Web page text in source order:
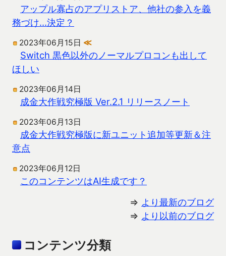
アップル寡占のアプリストア、他社の参入を義
務づけ…決定？
2023年06月15日 ≪
Switch 黒色以外のノーマルプロコンも出して
ほしい
2023年06月14日
成金大作戦究極版 Ver.2.1 リリースノート
2023年06月13日
成金大作戦究極版に新ユニット追加等更新＆注
意点
2023年06月12日
このコンテンツはAI生成です？
⇒ より最新のブログ
⇒ より以前のブログ
コンテンツ分類